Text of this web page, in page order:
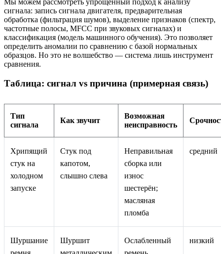
сигнала: запись сигнала двигателя, предварительная
обработка (фильтрация шумов), выделение признаков (спектр,
частотные полосы, MFCC при звуковых сигналах) и
классификация (модель машинного обучения). Это позволяет
определить аномалии по сравнению с базой нормальных
образцов. Но это не волшебство — система лишь инструмент
сравнения.
Таблица: сигнал vs причина (примерная связь)
Тип
сигнала
Как звучит
Возможная
неисправность
Хрипящий
стук на
холодном
запуске
Стук под
капотом,
слышно слева
Неправильная
сборка или
износ
шестерён;
масляная
пломба
средний
Шуршание
Шуршит
Ослабленный
низкий